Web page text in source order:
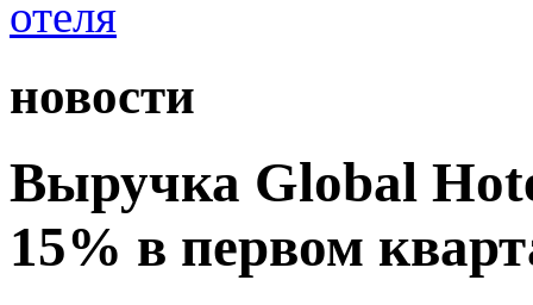
новости
Выручка Global
15% в первом